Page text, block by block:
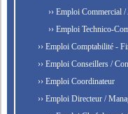
›› Emploi Commercial
›› Emploi Technico-
›› Emploi Comptabilité -
›› Emploi Conseillers /
›› Emploi Coordinateur
›› Emploi Directeur /